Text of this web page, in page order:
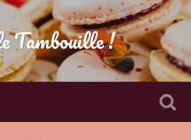
Tambouille !